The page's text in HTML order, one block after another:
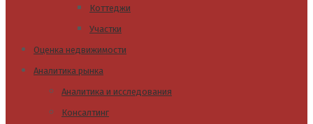
Коттеджи
Участки
Оценка недвижимости
Аналитика рынка
Аналитика и исследования
Консалтинг